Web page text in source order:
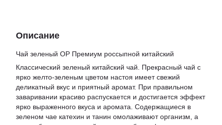
Описание
Чай зеленый ОР Премиум россыпной китайский
Классический зеленый китайский чай. Прекрасный чай с
ярко желто-зеленым цветом настоя имеет свежий
деликатный вкус и приятный аромат. При правильном
заваривании красиво распускается и достигается эффект
ярко выраженного вкуса и аромата. Содержащиеся в
зеленом чае катехин и танин омолаживают организм, а